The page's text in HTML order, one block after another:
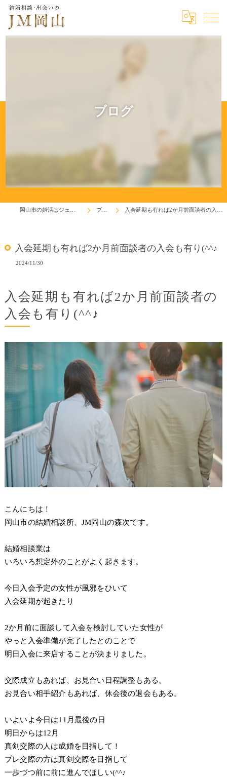
ブログ
ブログ 入会延期も有れば2か月前面談者の入会も有り(^^♪
入会延期も有れば2か月前面談者の入会も有り(^^♪
2024/11/30
入会延期も有れば2か月前面談者の
入会も有り(^^♪
こんにちは！
岡山市の結婚相談所、JM岡山の森次です。
結婚相談業は
いろいろ想定外のことがよく起きます。
今日入会予定の女性が風邪をひいて
入会延期が起きたり
2か月前に面談して入会を検討していた女性が
やっと入会準備が完了したとのことで
明日入会に来店することが決まりました。
交際成立もあれば、お見合い日程調整もある。
お見合い相手紹介もあれば、休会後の退会もある。
いよいよ今日は11月最後の日
明日からは12月
真剣交際の人は成婚を目指して！
プレ交際の方は真剣交際を目指して
一歩づつ前に前に進んでほしい(^^♪